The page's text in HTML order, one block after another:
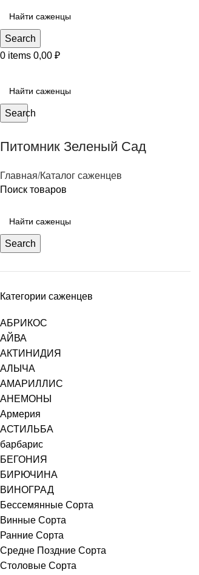
Search
0 items 0,00 ₽
Search
Питомник Зеленый Сад
Главная Каталог саженцев
Поиск товаров
Search
Категории саженцев
АБРИКОС
АЙВА
АКТИНИДИЯ
АЛЫЧА
АМАРИЛЛИС
АНЕМОНЫ
Армерия
АСТИЛЬБА
барбарис
БЕГОНИЯ
БИРЮЧИНА
ВИНОГРАД
Бессемянные Сорта
Винные Сорта
Ранние Сорта
Средне Поздние Сорта
Столовые Сорта